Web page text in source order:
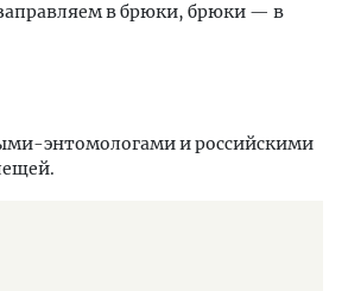
в брюки, брюки — в
энтомологами и российскими